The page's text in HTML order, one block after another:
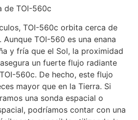
de TOI-560c
TOI-560c orbita cerca de
TOI-560 es una enana
y fría que el Sol, la proximidad
un fuerte flujo radiante
560c. De hecho, este flujo
mayor que en la Tierra. Si
una sonda espacial o
podríamos contar con una